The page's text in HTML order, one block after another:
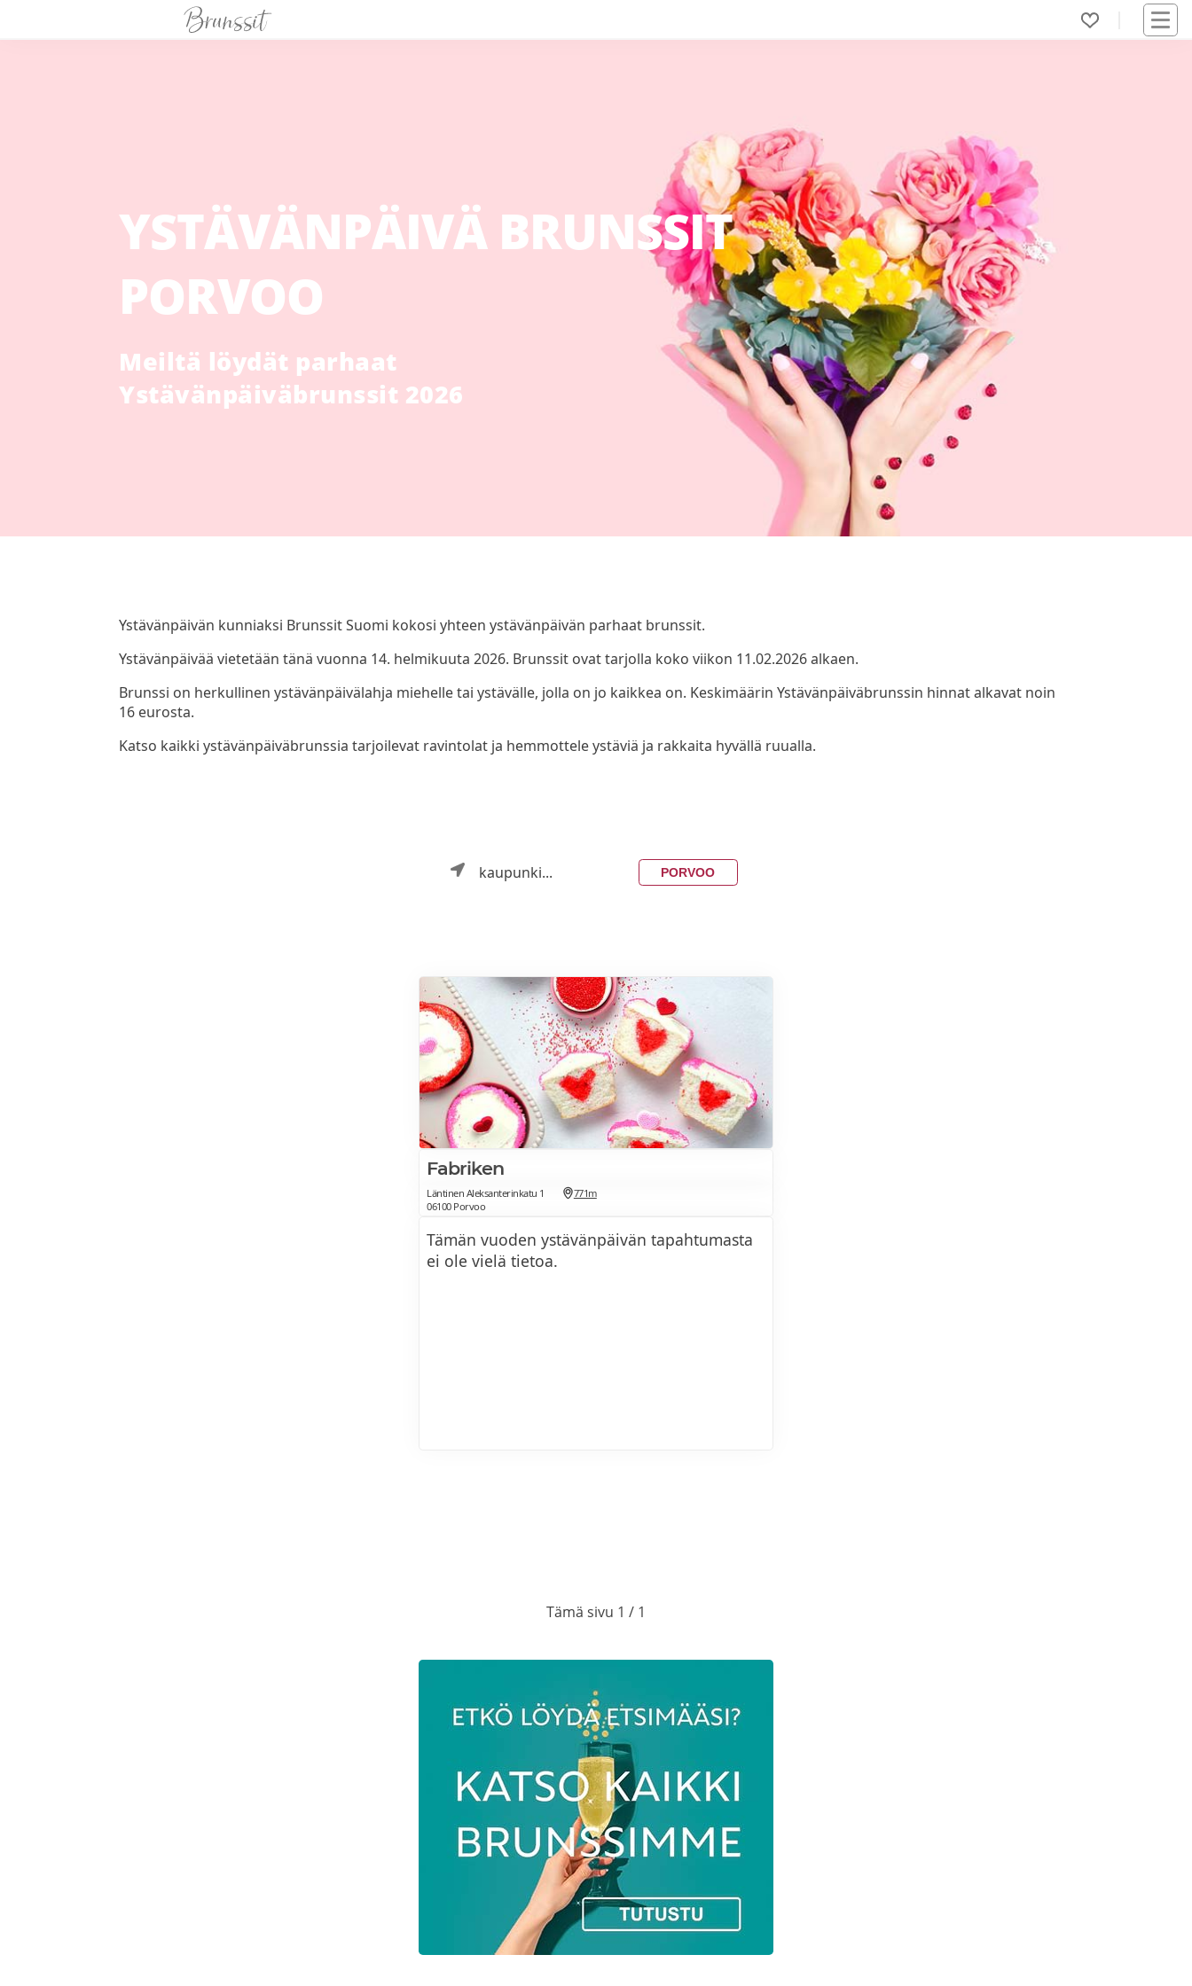
YSTÄVÄNPÄIVÄ BRUNSSIT
PORVOO
Meiltä löydät parhaat
Ystävänpäiväbrunssit 2026
Ystävänpäivän kunniaksi Brunssit Suomi kokosi yhteen ystävänpäivän parhaat brunssit.
Ystävänpäivää vietetään tänä vuonna 14. helmikuuta 2026. Brunssit ovat tarjolla koko viikon 11.02.2026 alkaen.
Brunssi on herkullinen ystävänpäivälahja miehelle tai ystävälle, jolla on jo kaikkea on. Keskimäärin Ystävänpäiväbrunssin hinnat alkavat noin
16 eurosta.
Katso kaikki ystävänpäiväbrunssia tarjoilevat ravintolat ja hemmottele ystäviä ja rakkaita hyvällä ruualla.
kaupunki... PORVOO
Fabriken
Läntinen Aleksanterinkatu 1
06100 Porvoo
771m
Tämän vuoden ystävänpäivän tapahtumasta
ei ole vielä tietoa.
Tämä sivu 1 / 1